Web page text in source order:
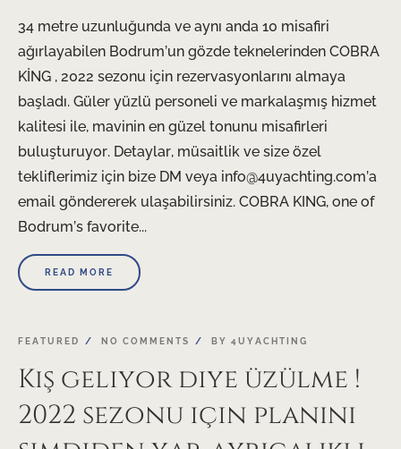
34 metre uzunluğunda ve aynı anda 10 misafiri
ağırlayabilen Bodrum’un gözde teknelerinden COBRA
KİNG , 2022 sezonu için rezervasyonlarını almaya
başladı. Güler yüzlü personeli ve markalaşmış hizmet
kalitesi ile, mavinin en güzel tonunu misafirleri
buluşturuyor. Detaylar, müsaitlik ve size özel
tekliflerimiz için bize DM veya info@4uyachting.com’a
email göndererek ulaşabilirsiniz. COBRA KING, one of
Bodrum’s favorite...
READ MORE
FEATURED NO COMMENTS BY 4UYACHTING
Kış geliyor diye üzülme !
2022 sezonu için planını